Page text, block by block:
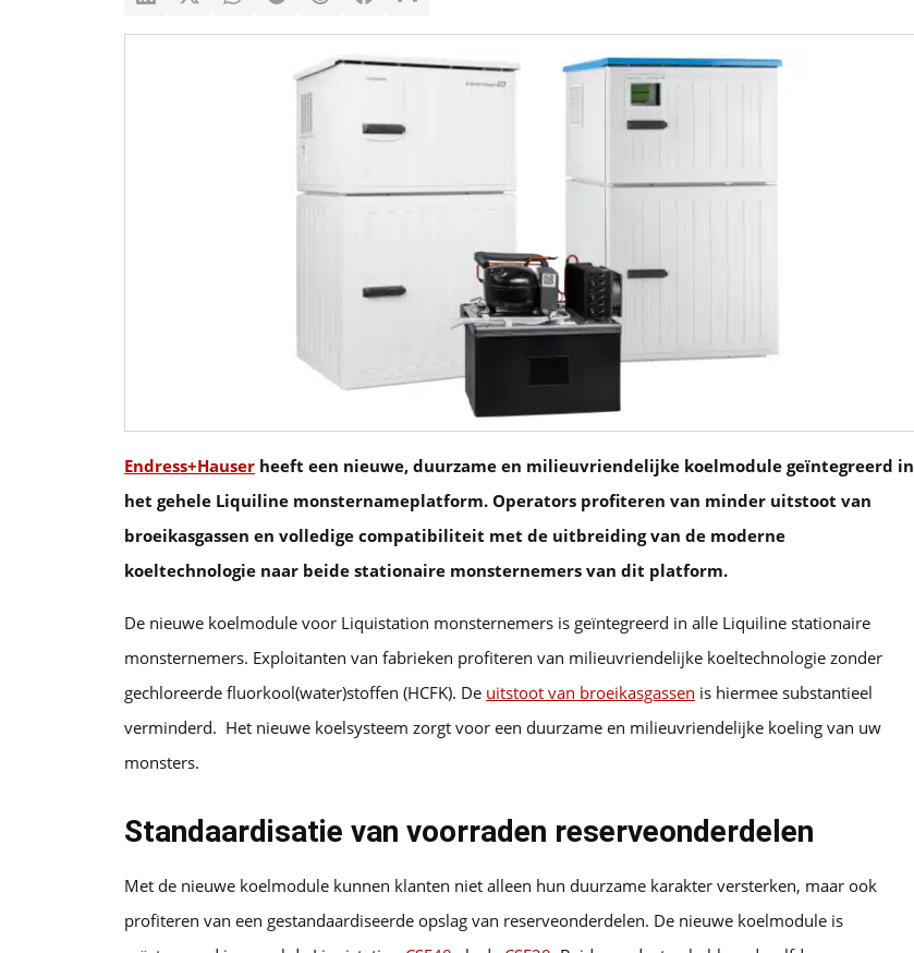
Endress+Hauser heeft een nieuwe, duurzame en milieuvriendelijke koelmodule geïntegreerd in
het gehele Liquiline monsternameplatform. Operators profiteren van minder uitstoot van
broeikasgassen en volledige compatibiliteit met de uitbreiding van de moderne
koeltechnologie naar beide stationaire monsternemers van dit platform.
De nieuwe koelmodule voor Liquistation monsternemers is geïntegreerd in alle Liquiline stationaire
monsternemers. Exploitanten van fabrieken profiteren van milieuvriendelijke koeltechnologie zonder
gechloreerde fluorkool(water)stoffen (HCFK). De uitstoot van broeikasgassen is hiermee substantieel
verminderd. Het nieuwe koelsysteem zorgt voor een duurzame en milieuvriendelijke koeling van uw
monsters.
Standaardisatie van voorraden reserveonderdelen
Met de nieuwe koelmodule kunnen klanten niet alleen hun duurzame karakter versterken, maar ook
profiteren van een gestandaardiseerde opslag van reserveonderdelen. De nieuwe koelmodule is